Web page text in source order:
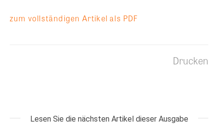
zum vollständigen Artikel als PDF
Drucken
Lesen Sie die nächsten Artikel dieser Ausgabe